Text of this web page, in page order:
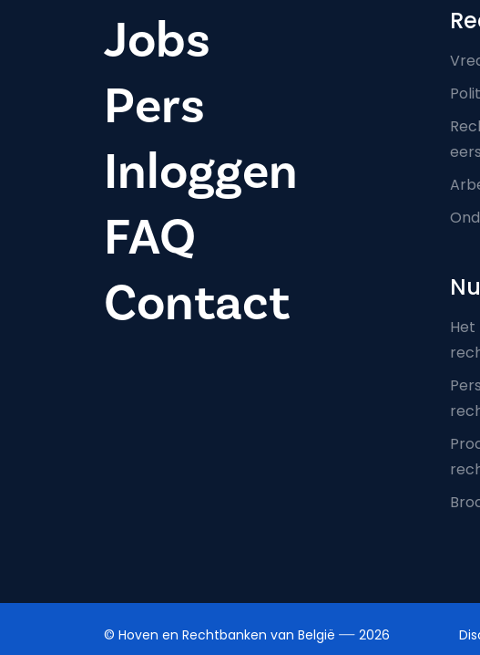
Jobs
Pers
Inloggen
FAQ
Contact
Het
© Hoven en Rechtbanken van België 2026